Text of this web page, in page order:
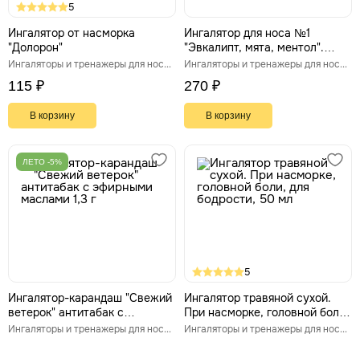
5
Ингалятор от насморка
"Долорон"
Ингаляторы и тренажеры для носа и горла
115 ₽
В корзину
Ингалятор для носа №1
"Эвкалипт, мята, ментол".
Облегчение дыхания при
Ингаляторы и тренажеры для носа и горла
270 ₽
В корзину
ЛЕТО -5%
Ингалятор-карандаш "Свежий
ветерок" антитабак с
эфирными маслами 1,3 г
Ингаляторы и тренажеры для носа и горла
5
Ингалятор травяной сухой.
При насморке, головной боли,
для бодрости, 50 мл
Ингаляторы и тренажеры для носа и горла